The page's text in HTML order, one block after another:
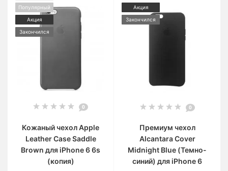
Популярный
Акция
Закончился
0
Кожаный чехол Apple
Leather Case Saddle
Brown для iPhone 6 6s
(копия)
Акция
Закончился
0
Премиум чехол
Alcantara Cover
Midnight Blue (Темно-
синий) для iPhone 6